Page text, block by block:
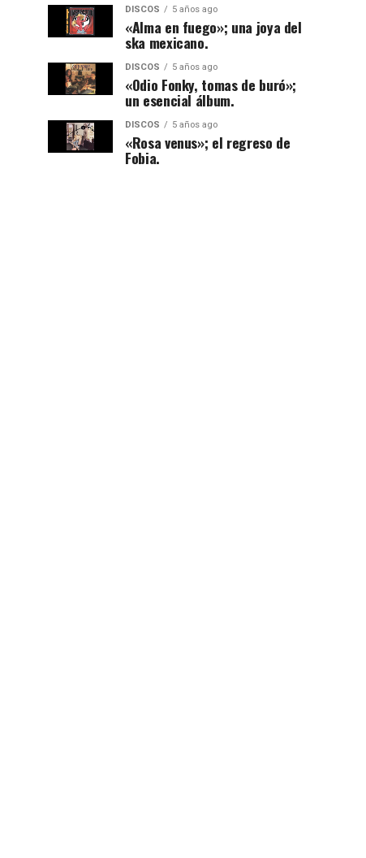
DISCOS 5 años ago
«Alma en fuego»; una joya del
ska mexicano.
DISCOS 5 años ago
«Odio Fonky, tomas de buró»;
un esencial álbum.
DISCOS 5 años ago
«Rosa venus»; el regreso de
Fobia.